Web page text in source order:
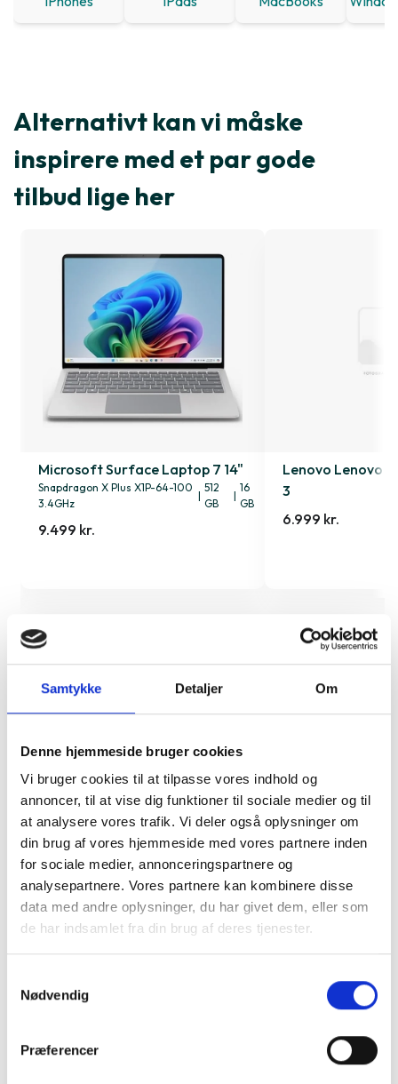
Samtykke Detaljer Om
Denne hjemmeside bruger cookies
Vi bruger cookies til at tilpasse vores indhold og
annoncer, til at vise dig funktioner til sociale medier og til
at analysere vores trafik. Vi deler også oplysninger om
din brug af vores hjemmeside med vores partnere inden
for sociale medier, annonceringspartnere og
analysepartnere. Vores partnere kan kombinere disse
data med andre oplysninger, du har givet dem, eller som
de har indsamlet fra din brug af deres tjenester.
Nødvendig
Præferencer
Alternativt kan vi måske
inspirere med et par gode
tilbud lige her
Microsoft Surface Laptop 7 14"
Snapdragon X Plus X1P-64-100
3.4GHz
|
512
GB
|
16
GB
9.499 kr.
Lenovo Lenovo
3
6.999 kr.
Kom og besøg os